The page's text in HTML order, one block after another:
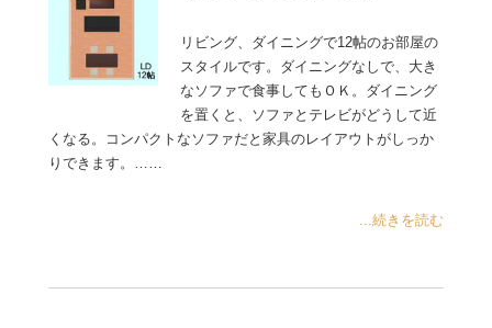
リビング、ダイニングで12帖のお部屋の
スタイルです。ダイニングなしで、大き
なソファで食事してもＯＫ。ダイニング
を置くと、ソファとテレビがどうして近
くなる。コンパクトなソファだと家具のレイアウトがしっか
りできます。……
...続きを読む